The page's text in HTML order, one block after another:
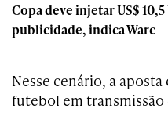
Copa deve injetar US$
publicidade, indica Warc
Nesse cenário, a
futebol em transmissão